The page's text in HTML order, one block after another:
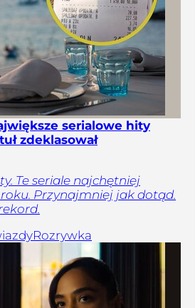
serialowe hity
zdeklasował
Te seriale najchętniej
Przynajmniej jak dotąd.
Rozrywka